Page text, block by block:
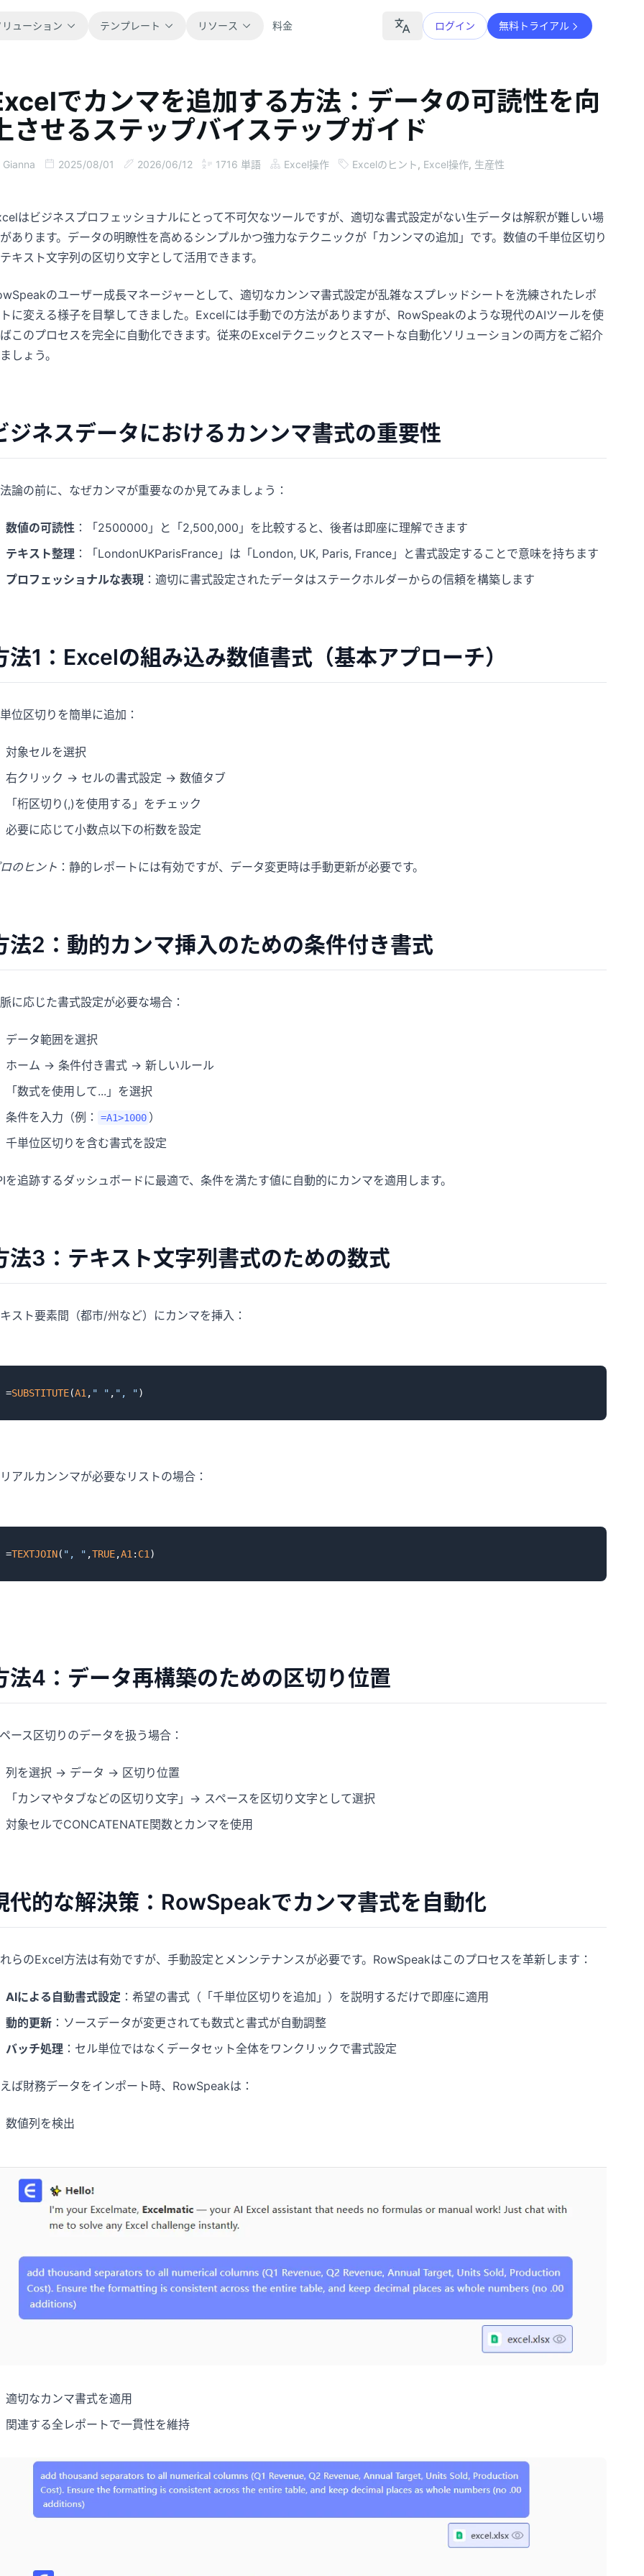
リューション テンプレート
すべて
すぐに使えるスプレッドシートテンプレー
トをすべて閲覧できます。
操作
業務フロー、引き継ぎ、計画、実行を管理
販売
パイプライン、目標、予測、売上追跡に役
を管理します。
アナリティクス
析に対応します。
リソース
ブログ
製品アップデート、事例、ワークフローの
ヒントを紹介します。
ガイド
ドキュメント
製品ドキュメント、設定方法、利用リファ
プロンプトライブラリ
分析、レポート、データ整理に役立つプロ
学べます。
クイックスタート
上がりガイドです。
料金 ログイン 無料トライアル
でカンマを追加する方法：データの可読性を向
させるステップバイステップガイド
Gianna 2025/08/01 2026/06/12 1716 単語 Excel操作 Excelのヒント , Excel操作, 生産性
はビジネスプロフェッショナルにとって不可欠なツールですが、適切な書式設定がない生データは解釈が難しい場
あります。データの明瞭性を高めるシンプルかつ強力なテクニックが「カンンマの追加」です。数値の千単位区切り
キスト文字列の区切り文字として活用できます。
のユーザー成長マネージャーとして、適切なカンンマ書式設定が乱雑なスプレッドシートを洗練されたレポ
に変える様子を目撃してきました。Excelには手動での方法がありますが、RowSpeakのような現代のAIツールを使
このプロセスを完全に自動化できます。従来のExcelテクニックとスマートな自動化ソリューションの両方をご紹介
しょう。
ジネスデータにおけるカンンマ書式の重要性
論の前に、なぜカンマが重要なのか見てみましょう：
数値の可読性 ：「2500000」と「2,500,000」を比較すると、後者は即座に理解できます
テキスト整理 ：「LondonUKParisFrance」は「London, UK, Paris, France」と書式設定することで意味を持ちます
プロフェッショナルな表現 ：適切に書式設定されたデータはステークホルダーからの信頼を構築します
法1：Excelの組み込み数値書式（基本アプローチ）
位区切りを簡単に追加：
対象セルを選択
右クリック → セルの書式設定 → 数値タブ
「桁区切り(,)を使用する」をチェック
必要に応じて小数点以下の桁数を設定
のヒント ：静的レポートには有効ですが、データ変更時は手動更新が必要です。
法2：動的カンマ挿入のための条件付き書式
に応じた書式設定が必要な場合：
データ範囲を選択
ホーム → 条件付き書式 → 新しいルール
「数式を使用して...」を選択
条件を入力（例：
=A1>1000 ）
千単位区切りを含む書式を設定
を追跡するダッシュボードに最適で、条件を満たす値に自動的にカンマを適用します。
法3：テキスト文字列書式のための数式
スト要素間（都市/州など）にカンマを挿入：
=SUBSTITUTE(A1 , " " , ", "
アルカンンマが必要なリストの場合：
=TEXTJOIN( ", " ,TRUE,A1 : C1
法4：データ再構築のための区切り位置
ース区切りのデータを扱う場合：
列を選択 → データ → 区切り位置
「カンマやタブなどの区切り文字」→ スペースを区切り文字として選択
対象セルでCONCATENATE関数とカンマを使用
代的な解決策：RowSpeakでカンマ書式を自動化
らのExcel方法は有効ですが、手動設定とメンンテナンスが必要です。RowSpeakはこのプロセスを革新します：
AIによる自動書式設定 ：希望の書式（「千単位区切りを追加」）を説明するだけで即座に適用
動的更新 ：ソースデータが変更されても数式と書式が自動調整
バッチ処理 ：セル単位ではなくデータセット全体をワンクリックで書式設定
ば財務データをインポート時、RowSpeakは：
数値列を検出
適切なカンマ書式を適用
関連する全レポートで一貫性を維持